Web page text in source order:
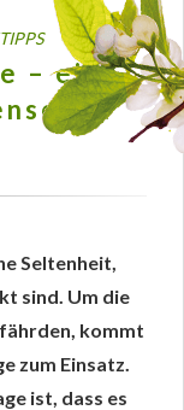
– eine
Seltenheit,
sind. Um die
kommt
zum Einsatz.
ist, dass es